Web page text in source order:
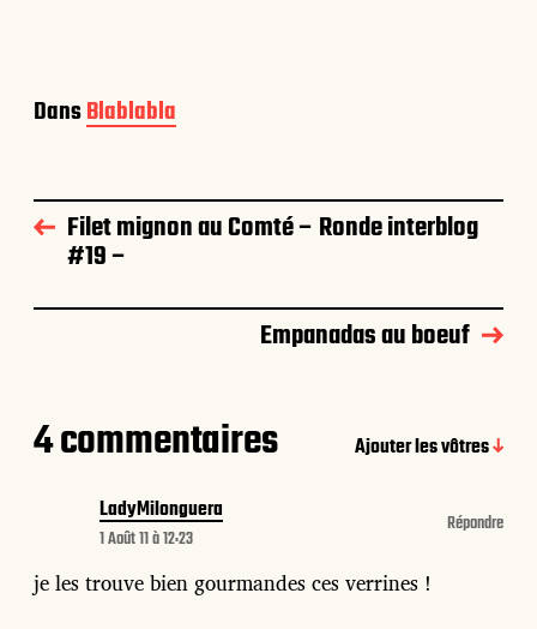
DansBlablabla
Filet mignon au Comté – Ronde interblog
#19 –
Empanadas au boeuf
4 commentaires
Ajouter les vôtres
LadyMilonguera
1 Août 11 à 12:23
je les trouve bien gourmandes ces verrines !
Répondre